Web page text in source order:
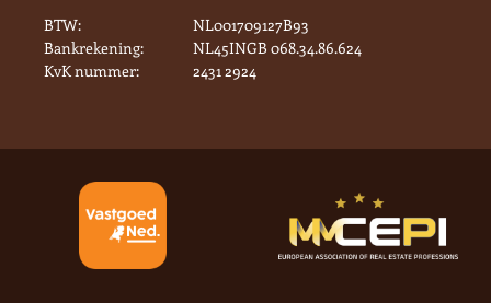
BTW:
NL001709127B93
Bankrekening:
NL45INGB 068.34.86.624
KvK nummer:
2431 2924